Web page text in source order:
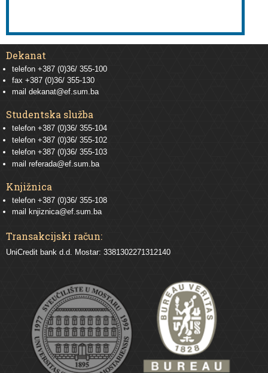
Dekanat
telefon +387 (0)36/ 355-100
fax +387 (0)36/ 355-130
mail dekanat@ef.sum.ba
Studentska služba
telefon +387 (0)36/ 355-104
telefon +387 (0)36/ 355-102
telefon +387 (0)36/ 355-103
mail referada@ef.sum.ba
Knjižnica
telefon +387 (0)36/ 355-108
mail
knjiznica@ef.sum.ba
Transakcijski račun:
UniCredit bank d.d. Mostar: 3381302271312140